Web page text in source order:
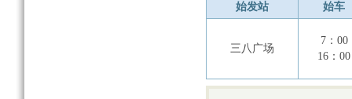
始发站 始车
三八广场
7：00
16：00